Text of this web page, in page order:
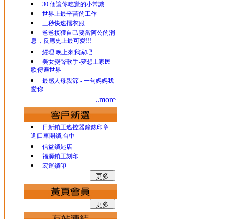
30 個讓你吃驚的小常識
世界上最辛苦的工作
三秒快速摺衣服
爸爸接獲自己要當阿公的消
息，反應史上最可愛!!!
經理.晚上來我家吧
美女變聲歌手-夢想土家民
歌傳遍世界
最感人母親節 - 一句媽媽我
愛你
..more
日新鎖王遙控器鐘錶印章-
進口車開鎖,台中
信益鎖匙店
福源鎖王刻印
宏運鎖印